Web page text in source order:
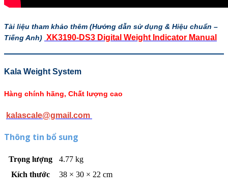
Tài liệu tham khảo thêm (Hướng dẫn sử dụng & Hiệu chuẩn –
Tiếng Anh) XK3190-DS3 Digital Weight Indicator Manual
Kala Weight System
Hàng chính hãng, Chất lượng cao
kalascale@gmail.com
Thông tin bổ sung
Trọng lượng
4.77 kg
Kích thước
38 × 30 × 22 cm